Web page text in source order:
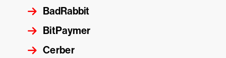
BadRabbit
BitPaymer
Cerber